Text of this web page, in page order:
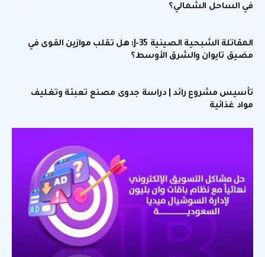
في الساحل الشمالي؟
المقاتلة الشبحية الصينية J-35: هل تقلب موازين القوى في
مضيق تايوان والشرق الأوسط؟
تأسيس مشروع رائد | دراسة جدوى مصنع تعبئة وتغليف
مواد غذائية